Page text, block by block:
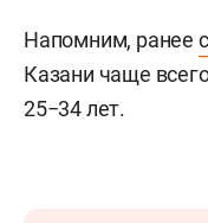
Напомним, ранее
Казани чаще
25−34 лет.